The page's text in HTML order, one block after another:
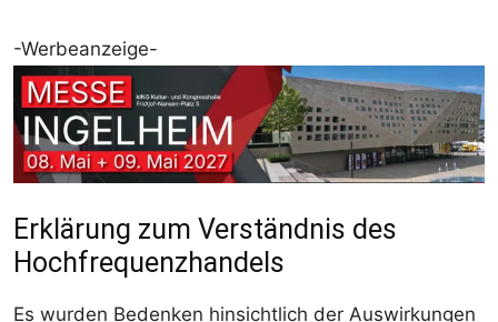
-Werbeanzeige-
Erklärung zum Verständnis des
Hochfrequenzhandels
Es wurden Bedenken hinsichtlich der Auswirkungen